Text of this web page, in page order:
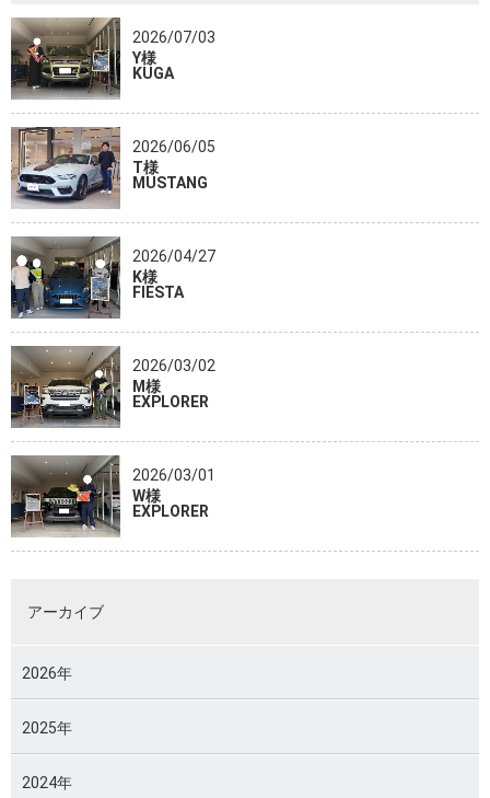
2026/07/03
Y様
KUGA
2026/06/05
T様
MUSTANG
2026/04/27
K様
FIESTA
2026/03/02
M様
EXPLORER
2026/03/01
W様
EXPLORER
アーカイブ
2026年
2025年
2024年